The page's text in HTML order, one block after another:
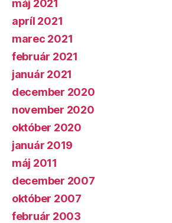
máj 2021
apríl 2021
marec 2021
február 2021
január 2021
december 2020
november 2020
október 2020
január 2019
máj 2011
december 2007
október 2007
február 2003